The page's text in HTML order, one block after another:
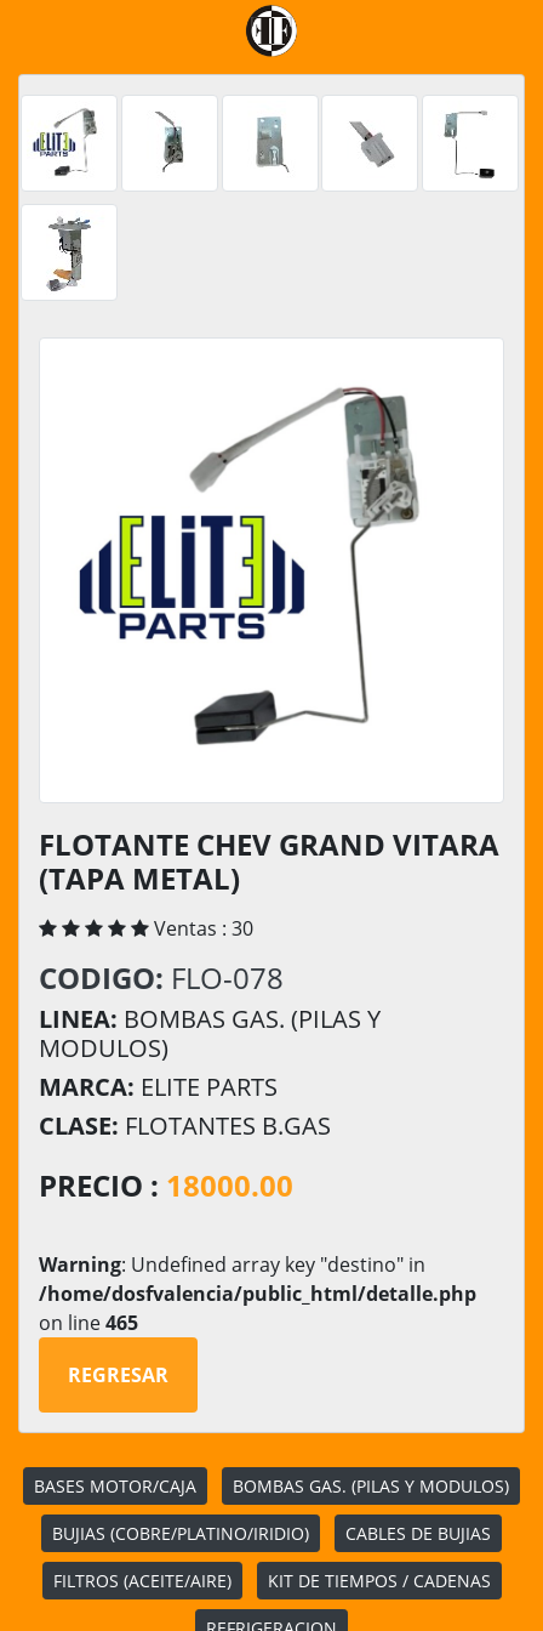
FLOTANTE CHEV GRAND VITARA
(TAPA METAL)
Ventas : 30
CODIGO: FLO-078
LINEA: BOMBAS GAS. (PILAS Y
MODULOS)
MARCA: ELITE PARTS
CLASE: FLOTANTES B.GAS
PRECIO : 18000.00
Warning: Undefined array key "destino" in
/home/dosfvalencia/public_html/detalle.php
on line465
REGRESAR
BASES MOTOR/CAJA BOMBAS GAS. (PILAS Y MODULOS)
BUJIAS (COBRE/PLATINO/IRIDIO) CABLES DE BUJIAS
FILTROS (ACEITE/AIRE) KIT DE TIEMPOS / CADENAS